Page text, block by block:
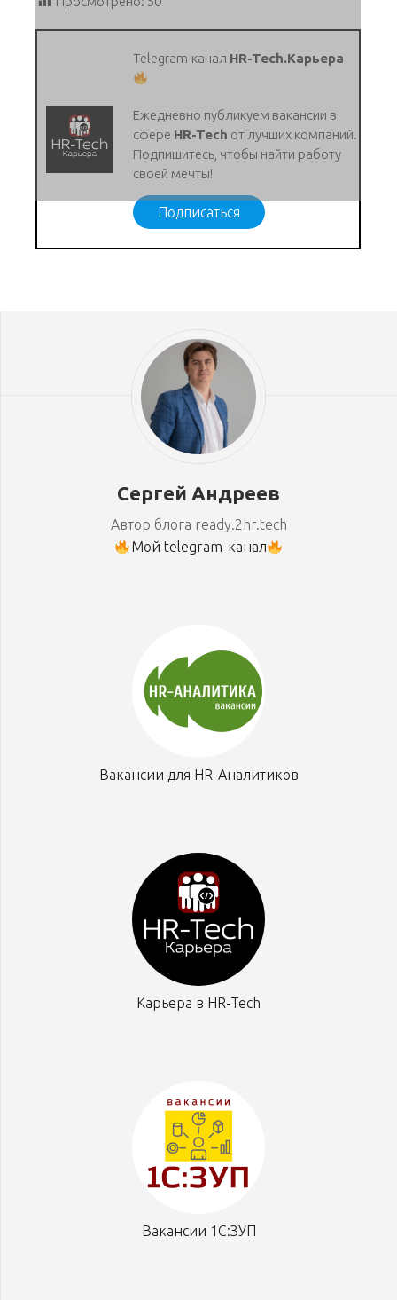
Telegram-канал HR-Tech.Карьера
Ежедневно публикуем вакансии в
сфере HR-Tech от лучших компаний.
Подпишитесь, чтобы найти работу
своей мечты!
Подписаться
Сергей Андреев
Автор блога ready.2hr.tech
Мой telegram-канал
Вакансии для HR-Аналитиков
Карьера в HR-Tech
Вакансии 1С:ЗУП